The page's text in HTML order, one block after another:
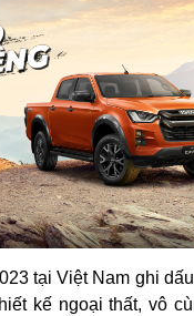
tại Việt Nam ghi
kế ngoại thất, vô